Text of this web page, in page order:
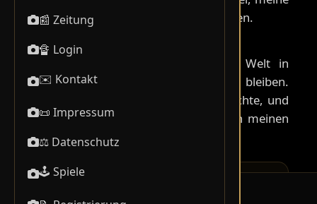
📰 Zeitung
🔏 Login
✉️ Kontakt
📜 Impressum
⚖️ Datenschutz
🕹️ Spiele